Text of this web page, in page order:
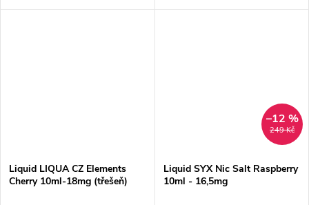
cigaret
aromatických prvků.
Liquid LIQUA CZ Elements
Cherry 10ml-18mg (třešeň)
249 Kč
–12 %
Liquid SYX Nic Salt Raspberry
10ml - 16,5mg